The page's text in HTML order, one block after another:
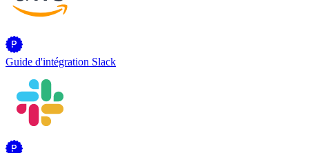
Guide d'intégration Slack